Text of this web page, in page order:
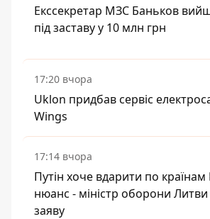
Екссекретар МЗС Баньков
під заставу у 10 млн грн
17:20 вчора
Uklon придбав сервіс
Wings
17:14 вчора
Путін хоче вдарити по країнам
нюанс - міністр оборони
заяву